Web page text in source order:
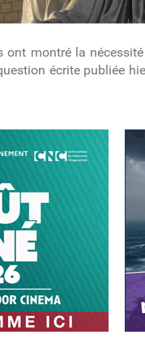
ont montré la
écrite publiée